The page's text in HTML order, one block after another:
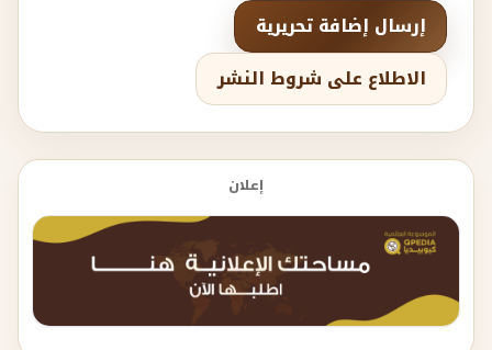
إرسال إضافة تحريرية
الاطلاع على شروط النشر
إعلان